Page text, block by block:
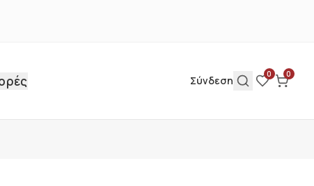
Σύνδεση
0 0